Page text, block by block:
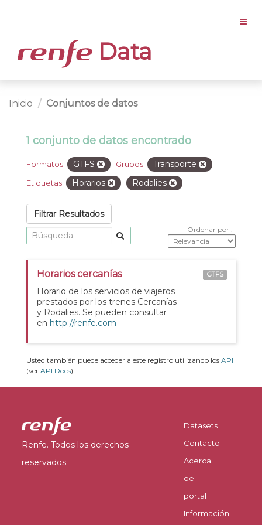
Data
Inicio Conjuntos de datos
1 conjunto de datos encontrado
Formatos: GTFS Grupos: Transporte
Etiquetas: Horarios Rodalies
Filtrar Resultados
Ordenar por
Horarios cercanías
Horario de los servicios de viajeros
prestados por los trenes Cercanías
y Rodalies. Se pueden consultar
en http://renfe.com
GTFS
Usted también puede acceder a este registro utilizando los API
(ver API Docs).
Renfe. Todos los derechos
reservados.
Datasets
Contacto
Acerca
del
portal
Información